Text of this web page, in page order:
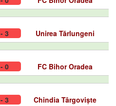
3 Unirea Tărlungeni
0 FC Bihor Oradea
3 Chindia Târgoviște